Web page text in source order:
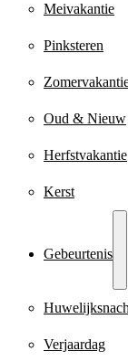
Meivakantie
Pinksteren
Oud & Nieuw
Herfstvakantie
Kerst
Gebeurtenis
Verjaardag